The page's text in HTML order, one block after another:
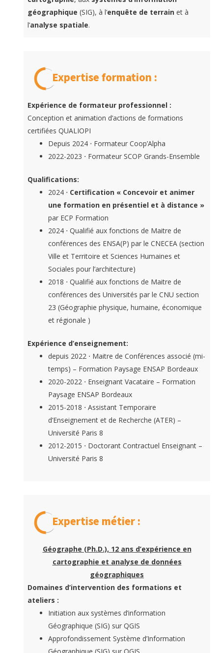
géographique (SIG), à l’enquête de terrainet à
l’analyse spatiale.
Expertise formation :
Expérience de formateur professionnel :
Conception et animation d’actions de formations
certifiées QUALIOPI
Depuis 2024 ⋅ Formateur Coop’Alpha
2022-2023 ⋅ Formateur SCOP Grands-Ensemble
Qualifications:
2024 ⋅ Certification « Concevoir et animer
une formation en présentiel et à distance »
par ECP Formation
2024 ⋅ Qualifié aux fonctions de Maitre de
conférences des ENSA(P) par le CNECEA (section
Ville et Territoire et Sciences Humaines et
Sociales pour l’architecture)
2018 ⋅ Qualifié aux fonctions de Maitre de
conférences des Universités par le CNU section
23 (Géographie physique, humaine, économique
et régionale )
Expérience d’enseignement:
depuis 2022 ⋅ Maitre de Conférences associé (mi-
temps) – Formation Paysage ENSAP Bordeaux
2020-2022 ⋅ Enseignant Vacataire – Formation
Paysage ENSAP Bordeaux
2015-2018 ⋅ Assistant Temporaire
d’Enseignement et de Recherche (ATER) –
Université Paris 8
2012-2015 ⋅ Doctorant Contractuel Enseignant –
Université Paris 8
Expertise métier :
Géographe (Ph.D.), 12 ans d’expérience en
cartographie et analyse de données
géographiques
Domaines d’intervention des formations et
ateliers :
Initiation aux systèmes d’information
Géographique (SIG) sur QGIS
Approfondissement Système d’Information